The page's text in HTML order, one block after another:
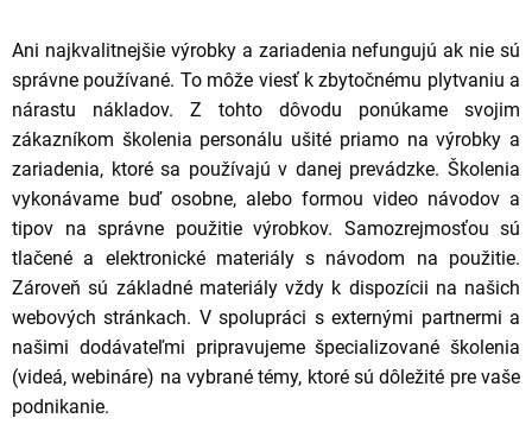
are
here
Ani najkvalitnejšie výrobky a zariadenia nefungujú ak nie sú
správne používané. To môže viesť k zbytočnému plytvaniu a
nárastu nákladov. Z tohto dôvodu ponúkame svojim
zákazníkom školenia personálu ušité priamo na výrobky a
zariadenia, ktoré sa používajú v danej prevádzke. Školenia
vykonávame buď osobne, alebo formou video návodov a
tipov na správne použitie výrobkov. Samozrejmosťou sú
tlačené a elektronické materiály s návodom na použitie.
Zároveň sú základné materiály vždy k dispozícii na našich
webových stránkach. V spolupráci s externými partnermi a
našimi dodávateľmi pripravujeme špecializované školenia
(videá, webináre) na vybrané témy, ktoré sú dôležité pre vaše
podnikanie.